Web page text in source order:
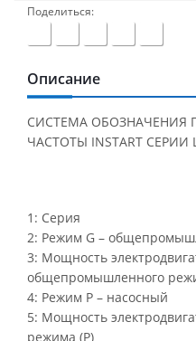
Поделиться:
Описание
СИСТЕМА ОБОЗНАЧЕНИЯ
ЧАСТОТЫ INSTART СЕРИИ
1: Серия
2: Режим G –
3: Мощность
общепромышленного
4: Режим P – насосный
5: Мощность
режима (P)